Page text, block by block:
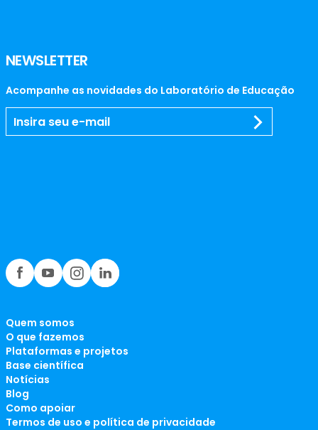
NEWSLETTER
Acompanhe as novidades do Laboratório de Educação
Quem somos
O que fazemos
Plataformas e projetos
Base científica
Notícias
Blog
Como apoiar
Termos de uso e política de privacidade